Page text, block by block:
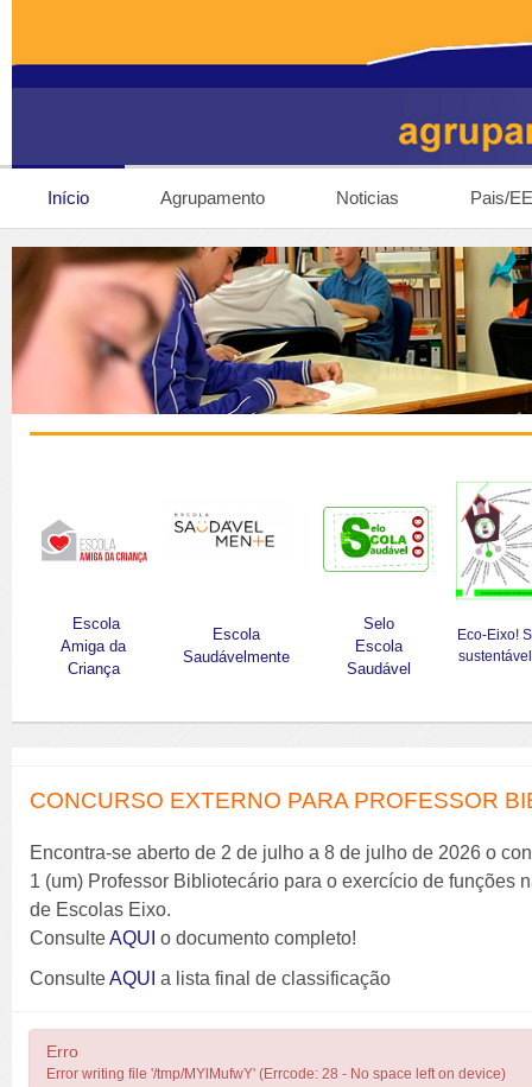
Início Agrupamento Noticias Pais/EE
Escola
Amiga da
Criança
Escola
Saudávelmente
Selo
Escola
Saudável
Eco-Eixo!
CONCURSO EXTERNO PARA PROFESSOR
Encontra-se aberto de 2 de julho a 8 de julho de 2026 o
1 (um) Professor Bibliotecário para o exercício de funções
de Escolas Eixo.
ConsulteAQUI o documento completo!
ConsulteAQUI a lista final de classificação
Erro
Error writing file '/tmp/MYlMufwY' (Errcode: 28 - No space left on device)